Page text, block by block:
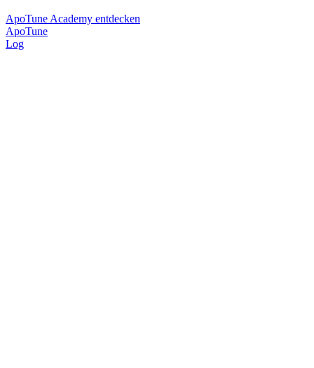
ApoTune Academy entdecken
ApoTune
Log